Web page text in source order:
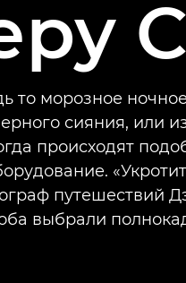
то морозное
сияния, или
происходят
путешествий
выбрали